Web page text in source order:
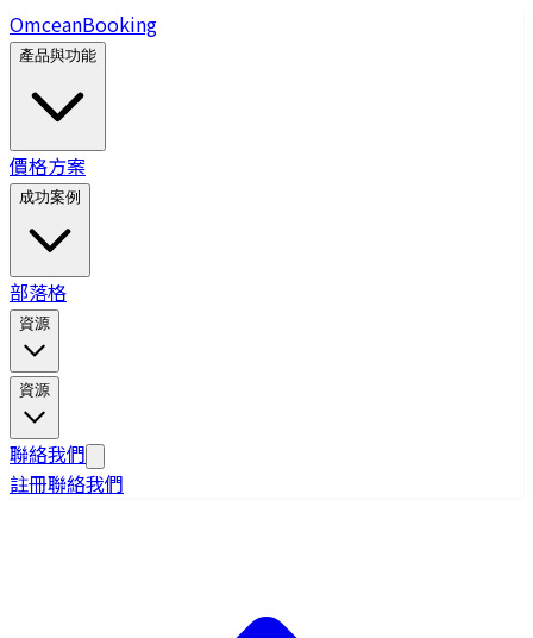
OmceanBooking
產品與功能
價格方案
成功案例
部落格
資源
資源
聯絡我們
註冊聯絡我們